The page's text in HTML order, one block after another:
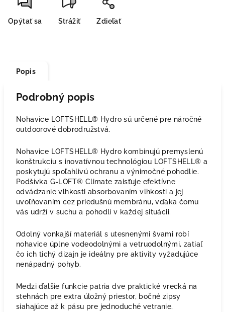
Opýtať sa Strážiť Zdieľať
Popis
Podrobný popis
Nohavice LOFTSHELL® Hydro sú určené pre náročné
outdoorové dobrodružstvá.
Nohavice LOFTSHELL® Hydro kombinujú premyslenú
konštrukciu s inovatívnou technológiou LOFTSHELL® a
poskytujú spoľahlivú ochranu a výnimočné pohodlie.
Podšívka G-LOFT® Climate zaisťuje efektívne
odvádzanie vlhkosti absorbovaním vlhkosti a jej
uvoľňovaním cez priedušnú membránu, vďaka čomu
vás udrží v suchu a pohodlí v každej situácii.
Odolný vonkajší materiál s utesnenými švami robí
nohavice úplne vodeodolnými a vetruodolnými, zatiaľ
čo ich tichý dizajn je ideálny pre aktivity vyžadujúce
nenápadný pohyb.
Medzi ďalšie funkcie patria dve praktické vrecká na
stehnách pre extra úložný priestor, bočné zipsy
siahajúce až k pásu pre jednoduché vetranie,